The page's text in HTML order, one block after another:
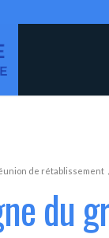
de rétablissement
du